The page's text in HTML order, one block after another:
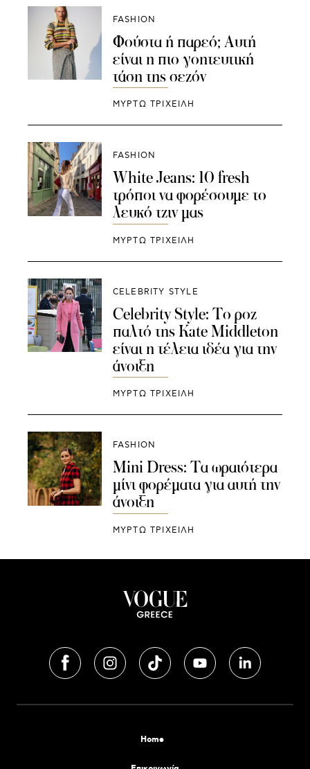
FASHION
Φούστα ή παρεό; Αυτή
είναι η πιο γοητευτική
τάση της σεζόν
ΜΥΡΤΩ ΤΡΙΧΕΙΛΗ
FASHION
White Jeans: 10 fresh
τρόποι να φορέσουμε το
λευκό τζιν μας
ΜΥΡΤΩ ΤΡΙΧΕΙΛΗ
CELEBRITY STYLE
Celebrity Style: Το ροζ
παλτό της Kate Middleton
είναι η τέλεια ιδέα για την
άνοιξη
ΜΥΡΤΩ ΤΡΙΧΕΙΛΗ
FASHION
Mini Dress: Τα ωραιότερα
μίνι φορέματα για αυτή την
άνοιξη
ΜΥΡΤΩ ΤΡΙΧΕΙΛΗ
Home